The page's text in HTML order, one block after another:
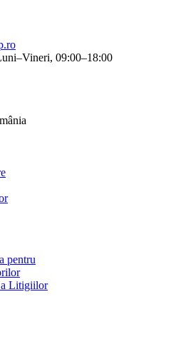
09:00–18:00
pentru
a Litigiilor